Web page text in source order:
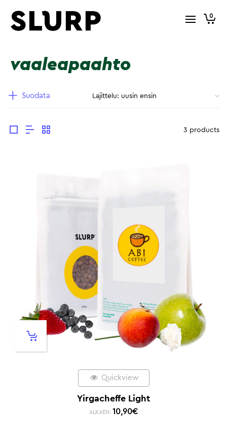
0
vaaleapaahto
Suodata
3 products
Quickview
Yirgacheffe Light
ALKAEN: 10,90€